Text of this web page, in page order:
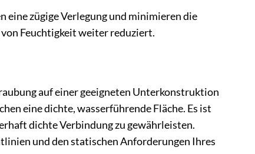
eine zügige Verlegung und minimieren die
Feuchtigkeit weiter reduziert.
auf einer geeigneten Unterkonstruktion
eine dichte, wasserführende Fläche. Es ist
dichte Verbindung zu gewährleisten.
und den statischen Anforderungen Ihres